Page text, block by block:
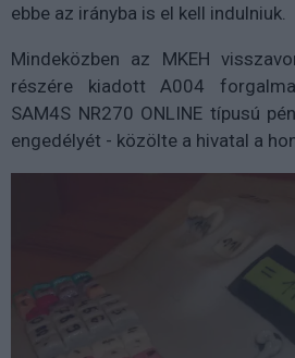
ebbe az irányba is el kell indulniuk.
Mindeközben az MKEH
részére kiadott A004
SAM4S NR270 ONLINE típusú
engedélyét - közölte a hivatal a